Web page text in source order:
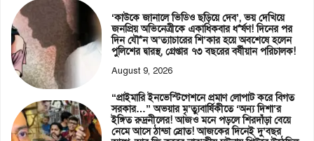
‘কাউকে জানালে ভিডিও ছড়িয়ে দেব’, ভয় দেখিয়ে
জনপ্রিয় অভিনেত্রীকে একাধিকবার ধ*র্ষণ! দিনের পর
দিন যৌ*ন অ’ত্যাচারের শি’কার হয়ে অবশেষে হলেন
পুলিশের দ্বারস্থ, গ্রেপ্তার ৭৩ বছরের বর্ষীয়ান পরিচালক!
August 9, 2026
“প্রাইমারি ইনভেস্টিগেশনে প্রমাণ লোপাট করে বিগত
সরকার…” অভয়ার মৃ’ত্যুবার্ষিকীতে ‘অন্য দিশা’র
ইঙ্গিত রুদ্রনীলের! আজও মনে পড়লে শিরদাঁড়া বেয়ে
নেমে আসে ঠান্ডা স্রোত! আজকের দিনেই দু’বছর